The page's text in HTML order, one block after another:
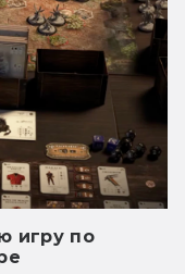
игру по